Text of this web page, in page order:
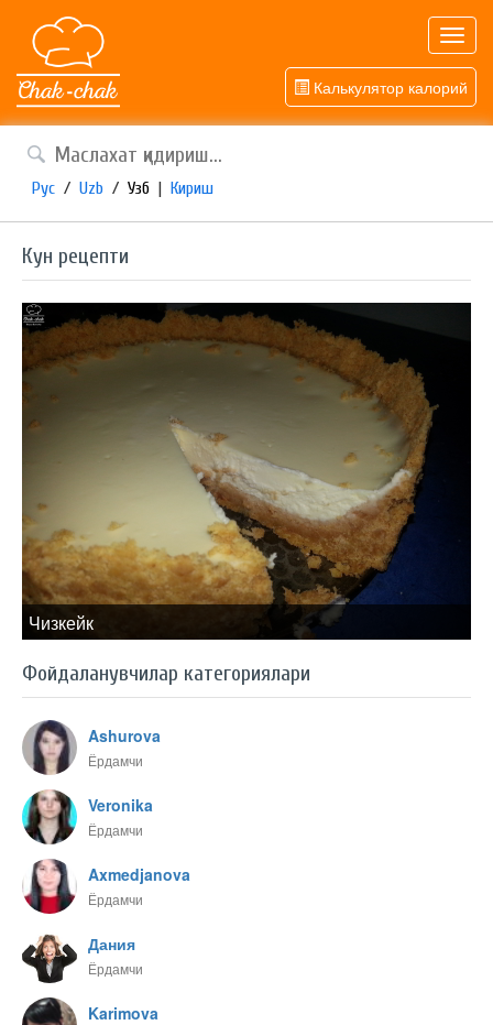
Калькулятор калорий
Рус / Uzb / Узб | Кириш
Кун рецепти
Чизкейк
Фойдаланувчилар категориялари
Ashurova
Ёрдамчи
Veronika
Ёрдамчи
Axmedjanova
Ёрдамчи
Дания
Ёрдамчи
Karimova